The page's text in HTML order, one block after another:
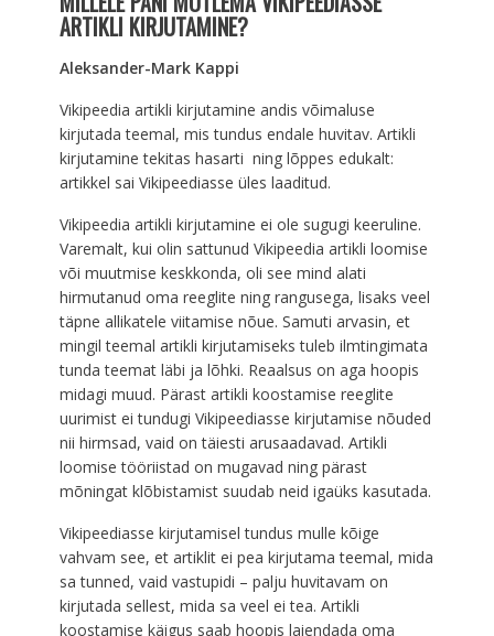
ARTIKLI KIRJUTAMINE?
Aleksander-Mark Kappi
Vikipeedia artikli kirjutamine andis võimaluse
kirjutada teemal, mis tundus endale huvitav. Artikli
kirjutamine tekitas hasarti ning lõppes edukalt:
artikkel sai Vikipeediasse üles laaditud.
Vikipeedia artikli kirjutamine ei ole sugugi keeruline.
Varemalt, kui olin sattunud Vikipeedia artikli loomise
või muutmise keskkonda, oli see mind alati
hirmutanud oma reeglite ning rangusega, lisaks veel
täpne allikatele viitamise nõue. Samuti arvasin, et
mingil teemal artikli kirjutamiseks tuleb ilmtingimata
tunda teemat läbi ja lõhki. Reaalsus on aga hoopis
midagi muud. Pärast artikli koostamise reeglite
uurimist ei tundugi Vikipeediasse kirjutamise nõuded
nii hirmsad, vaid on täiesti arusaadavad. Artikli
loomise tööriistad on mugavad ning pärast
mõningat klõbistamist suudab neid igaüks kasutada.
Vikipeediasse kirjutamisel tundus mulle kõige
vahvam see, et artiklit ei pea kirjutama teemal, mida
sa tunned, vaid vastupidi – palju huvitavam on
kirjutada sellest, mida sa veel ei tea. Artikli
koostamise käigus saab hoopis laiendada oma